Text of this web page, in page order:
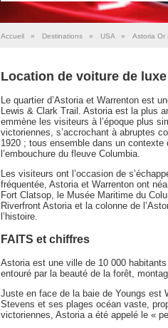
Accueil » Destinations » USA » Astoria Or
Location de voiture de
Le quartier d’Astoria et Warrenton est
Lewis & Clark Trail. Astoria est la plus
emmène les visiteurs à l’époque plus
victoriennes, s’accrochant à abruptes
1920 ; tous ensemble dans un contexte
l’embouchure du fleuve Columbia.
Les visiteurs ont l’occasion de
fréquentée, Astoria et Warrenton ont
Fort Clatsop, le Musée Maritime du
Riverfront Astoria et la colonne de
l’histoire.
FAITS et chiffres
Astoria est une ville de 10 000
entouré par la beauté de la forêt,
Juste en face de la baie de Youngs est
Stevens et ses plages océan vaste,
victoriennes, Astoria a été appelé le «